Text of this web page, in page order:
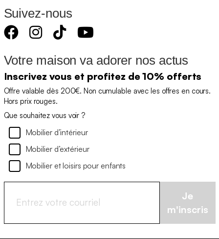
Suivez-nous
Votre maison va adorer nos actus
Inscrivez vous et profitez de 10% offerts
Offre valable dès 200€. Non cumulable avec les offres en cours.
Hors prix rouges.
Que souhaitez vous voir ?
Mobilier d’intérieur
Mobilier d’extérieur
Mobilier et loisirs pour enfants
Je
m'inscris